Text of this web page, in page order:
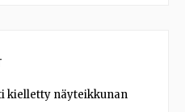
kielletty näyteikkunan